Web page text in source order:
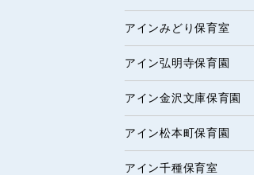
アインみどり保育室
アイン弘明寺保育園
アイン金沢文庫保育園
アイン松本町保育園
アイン千種保育室